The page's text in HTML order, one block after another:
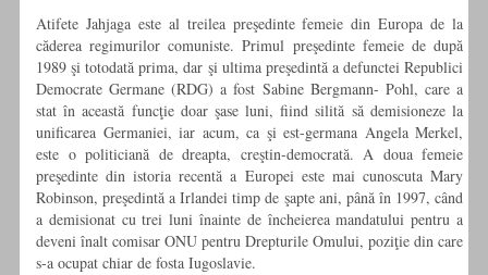
Atifete Jahjaga este al treilea preşedinte femeie din Europa de la
căderea regimurilor comuniste. Primul preşedinte femeie de după
1989 şi totodată prima, dar şi ultima preşedintă a defunctei Republici
Democrate Germane (RDG) a fost Sabine Bergmann- Pohl, care a
stat în această funcţie doar şase luni, fiind silită să demisioneze la
unificarea Germaniei, iar acum, ca şi est-germana Angela Merkel,
este o politiciană de dreapta, creştin-democrată. A doua femeie
preşedinte din istoria recentă a Europei este mai cunoscuta Mary
Robinson, preşedintă a Irlandei timp de şapte ani, până în 1997, când
a demisionat cu trei luni înainte de încheierea mandatului pentru a
deveni înalt comisar ONU pentru Drepturile Omului, poziţie din care
s-a ocupat chiar de fosta Iugoslavie.